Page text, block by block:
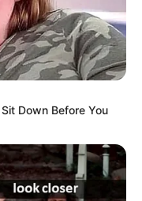
Down Before You